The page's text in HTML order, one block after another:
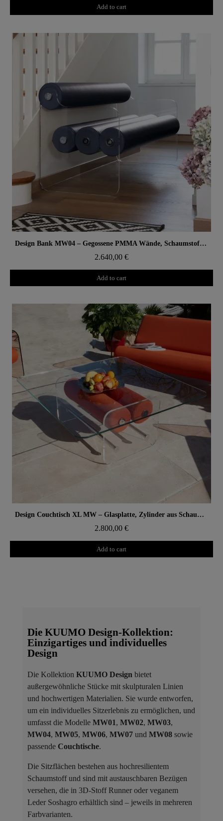
Add to cart
Aperçu rapide Design Bank MW04 – Gegossene PMMA Wände, Schaumstoffsitz
2.640,00 €
Add to cart
Aperçu rapide Design Couchtisch XL MW – Glasplatte, Zylinder aus Schaumstoff mit Wabenstruktur
2.800,00 €
Add to cart
Die KUUMO Design-Kollektion:
Einzigartiges und individuelles
Design
Die Kollektion KUUMO Design bietet
außergewöhnliche Stücke mit skulpturalen Linien
und hochwertigen Materialien. Sie wurde entworfen,
um ein individuelles Sitzerlebnis zu ermöglichen, und
umfasst die Modelle MW01, MW02, MW03,
MW04, MW05, MW06, MW07 und MW08 sowie
passende Couchtische.
Die Sitzflächen bestehen aus hochresilientem
Schaumstoff und sind mit austauschbaren Bezügen
versehen, die in 3D-Stoff Runner oder veganem
Leder Soshagro erhältlich sind – jeweils in mehreren
Farbvarianten.